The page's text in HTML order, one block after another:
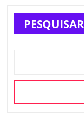
PESQUISAR